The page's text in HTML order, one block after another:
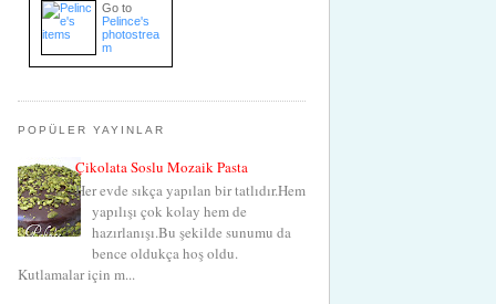
Go to
Pelince's
photostrea
m
POPÜLER YAYINLAR
Çikolata Soslu Mozaik Pasta
Her evde sıkça yapılan bir tatlıdır.Hem
yapılışı çok kolay hem de
hazırlanışı.Bu şekilde sunumu da
bence oldukça hoş oldu.
Kutlamalar için m...